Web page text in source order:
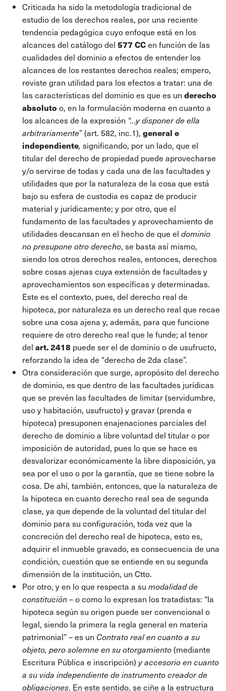
Criticada ha sido la metodología tradicional de
estudio de los derechos reales, por una reciente
tendencia pedagógica cuyo enfoque está en los
alcances del catálogo del 577 CCen función de las
cualidades del dominio a efectos de entender los
alcances de los restantes derechos reales; empero,
reviste gran utilidad para los efectos a tratar: una de
las características del dominio es que es un derecho
absoluto o, en la formulación moderna en cuanto a
los alcances de la expresión “…y disponer de ella
arbitrariamente” (art. 582, inc.1), general e
independiente, significando, por un lado, que el
titular del derecho de propiedad puede aprovecharse
y/o servirse de todas y cada una de las facultades y
utilidades que por la naturaleza de la cosa que está
bajo su esfera de custodia es capaz de producir
material y jurídicamente; y por otro, que el
fundamento de las facultades y aprovechamiento de
utilidades descansan en el hecho de que el dominio
no presupone otro derecho, se basta así mismo,
siendo los otros derechos reales, entonces, derechos
sobre cosas ajenas cuya extensión de facultades y
aprovechamientos son específicas y determinadas.
Este es el contexto, pues, del derecho real de
hipoteca, por naturaleza es un derecho real que recae
sobre una cosa ajena y, además, para que funcione
requiere de otro derecho real que le funde; al tenor
del art. 2418 puede ser el de dominio o de usufructo,
reforzando la idea de “derecho de 2da clase”.
Otra consideración que surge, apropósito del derecho
de dominio, es que dentro de las facultades jurídicas
que se prevén las facultades de limitar (servidumbre,
uso y habitación, usufructo) y gravar (prenda e
hipoteca) presuponen enajenaciones parciales del
derecho de dominio a libre voluntad del titular o por
imposición de autoridad, pues lo que se hace es
desvalorizar económicamente la libre disposición, ya
sea por el uso o por la garantía, que se tiene sobre la
cosa. De ahí, también, entonces, que la naturaleza de
la hipoteca en cuanto derecho real sea de segunda
clase, ya que depende de la voluntad del titular del
dominio para su configuración, toda vez que la
concreción del derecho real de hipoteca, esto es,
adquirir el inmueble gravado, es consecuencia de una
condición, cuestión que se entiende en su segunda
dimensión de la institución, un Ctto.
Por otro, y en lo que respecta a su modalidad de
constitución– o como lo expresan los tratadistas: “la
hipoteca según su origen puede ser convencional o
legal, siendo la primera la regla general en materia
patrimonial” – es un Contrato real en cuanto a su
objeto, pero solemne en su otorgamiento(mediante
Escritura Pública e inscripción) y accesorioen cuanto
a su vida independiente de instrumento creador de
obligaciones. En este sentido, se ciñe a la estructura